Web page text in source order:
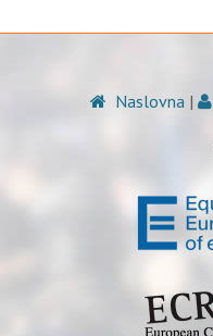
Naslovna |